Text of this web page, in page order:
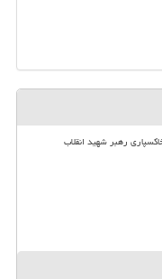
رهبر شهید انقلاب